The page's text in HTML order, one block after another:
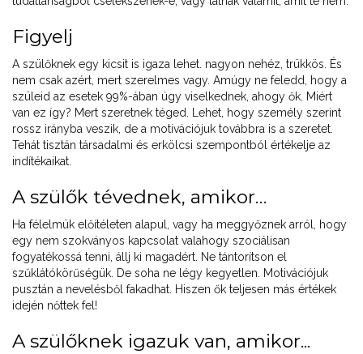
Figyelj
A szülőknek egy kicsit is igaza lehet. nagyon nehéz, trükkös. És
nem csak azért, mert szerelmes vagy. Amúgy ne feledd, hogy a
szüleid az esetek 99%-ában úgy viselkednek, ahogy ők. Miért
van ez így? Mert szeretnek téged. Lehet, hogy személy szerint
rossz irányba veszik, de a motivációjuk továbbra is a szeretet.
Tehát tisztán társadalmi és erkölcsi szempontból értékelje az
indítékaikat.
A szülők tévednek, amikor…
Ha félelmük előítéleten alapul, vagy ha meggyőznek arról, hogy
egy nem szokványos kapcsolat valahogy szociálisan
fogyatékossá tenni, állj ki magadért. Ne tántorítson el
szűklátókörűségük. De soha ne légy kegyetlen. Motivációjuk
pusztán a nevelésből fakadhat. Hiszen ők teljesen más értékek
idején nőttek fel!
A szülőknek igazuk van, amikor...